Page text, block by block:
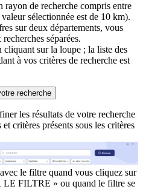
rayon de recherche compris entre
sélectionnée est de 10 km).
sur deux départements, vous
séparées.
cliquant sur la loupe ; la liste des
à vos critères de recherche est
recherche
les résultats de votre recherche
critères présents sous les critères
le filtre quand vous cliquez sur
FILTRE » ou quand le filtre se